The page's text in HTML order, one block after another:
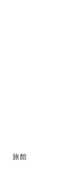
旅館